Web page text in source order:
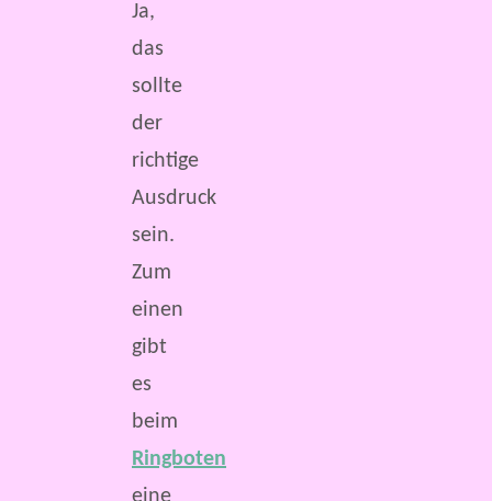
Ja,
das
sollte
der
richtige
Ausdruck
sein.
Zum
einen
gibt
es
beim
Ringboten